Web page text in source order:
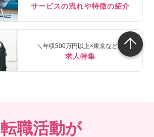
サービスの流れや特徴の紹介
＼年収500万円以上×東京など／
求人特集
転職活動が